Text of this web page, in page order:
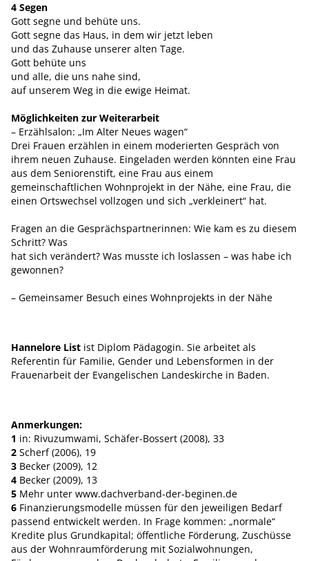
4 Segen
Gott segne und behüte uns.
Gott segne das Haus, in dem wir jetzt leben
und das Zuhause unserer alten Tage.
Gott behüte uns
und alle, die uns nahe sind,
auf unserem Weg in die ewige Heimat.
Möglichkeiten zur Weiterarbeit
– Erzählsalon: „Im Alter Neues wagen“
Drei Frauen erzählen in einem moderierten Gespräch von
ihrem neuen Zuhause. Eingeladen werden könnten eine Frau
aus dem Seniorenstift, eine Frau aus einem
gemeinschaftlichen Wohnprojekt in der Nähe, eine Frau, die
einen Ortswechsel vollzogen und sich „verkleinert“ hat.
Fragen an die Gesprächspartnerinnen: Wie kam es zu diesem
Schritt? Was
hat sich verändert? Was musste ich loslassen – was habe ich
gewonnen?
– Gemeinsamer Besuch eines Wohnprojekts in der Nähe
Hannelore List ist Diplom Pädagogin. Sie arbeitet als
Referentin für Familie, Gender und Lebensformen in der
Frauenarbeit der Evangelischen Landeskirche in Baden.
Anmerkungen:
1 in: Rivuzumwami, Schäfer-Bossert (2008), 33
2 Scherf (2006), 19
3 Becker (2009), 12
4 Becker (2009), 13
5 Mehr unter www.dachverband-der-beginen.de
6 Finanzierungsmodelle müssen für den jeweiligen Bedarf
passend entwickelt werden. In Frage kommen: „normale“
Kredite plus Grundkapital; öffentliche Förderung, Zuschüsse
aus der Wohnraumförderung mit Sozialwohnungen,